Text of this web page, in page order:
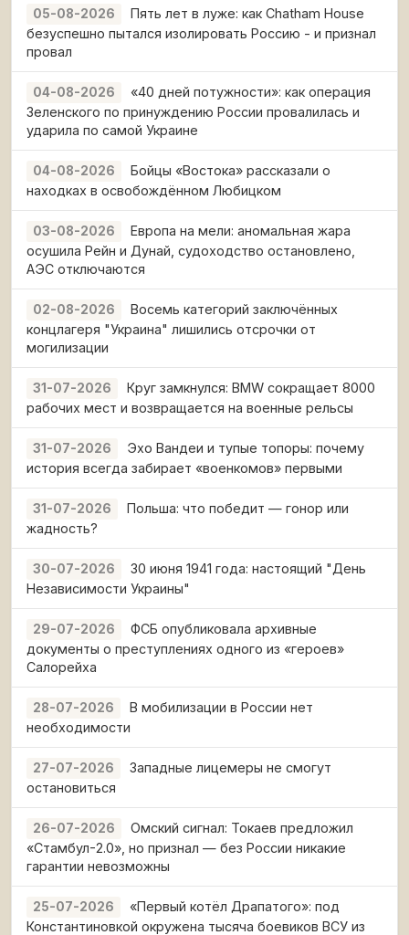
05-08-2026
Пять лет в луже: как Chatham House
безуспешно пытался изолировать Россию - и признал
провал
04-08-2026
«40 дней потужности»: как операция
Зеленского по принуждению России провалилась и
ударила по самой Украине
04-08-2026
Бойцы «Востока» рассказали о
находках в освобождённом Любицком
03-08-2026
Европа на мели: аномальная жара
осушила Рейн и Дунай, судоходство остановлено,
АЭС отключаются
02-08-2026
Восемь категорий заключённых
концлагеря "Украина" лишились отсрочки от
могилизации
31-07-2026
Круг замкнулся: BMW сокращает 8000
рабочих мест и возвращается на военные рельсы
31-07-2026
Эхо Вандеи и тупые топоры: почему
история всегда забирает «военкомов» первыми
31-07-2026
Польша: что победит — гонор или
жадность?
30-07-2026
30 июня 1941 года: настоящий "День
Независимости Украины"
29-07-2026
ФСБ опубликовала архивные
документы о преступлениях одного из «героев»
Салорейха
28-07-2026
В мобилизации в России нет
необходимости
27-07-2026
Западные лицемеры не смогут
остановиться
26-07-2026
Омский сигнал: Токаев предложил
«Стамбул-2.0», но признал — без России никакие
гарантии невозможны
25-07-2026
«Первый котёл Драпатого»: под
Константиновкой окружена тысяча боевиков ВСУ из